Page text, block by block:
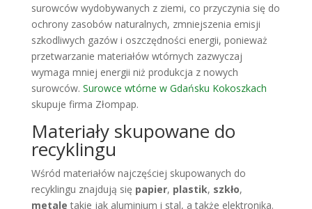
surowców wydobywanych z ziemi, co przyczynia się do
ochrony zasobów naturalnych, zmniejszenia emisji
szkodliwych gazów i oszczędności energii, ponieważ
przetwarzanie materiałów wtórnych zazwyczaj
wymaga mniej energii niż produkcja z nowych
surowców. Surowce wtórne w Gdańsku Kokoszkach
skupuje firma Złompap.
Materiały skupowane do
recyklingu
Wśród materiałów najczęściej skupowanych do
recyklingu znajdują się papier, plastik, szkło,
metale takie jak aluminium i stal, a także elektronika.